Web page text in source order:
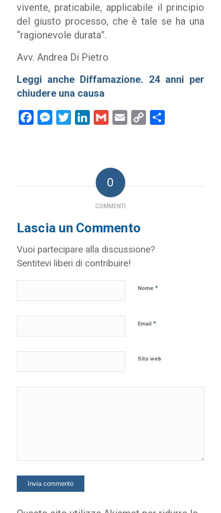
vivente, praticabile, applicabile il principio
del giusto processo, che è tale se ha una
“ragionevole durata”.
Avv. Andrea Di Pietro
Leggi anche Diffamazione. 24 anni per
chiudere una causa
FacebookMessenger
Twitter LinkedInGmail Email
Copy
0
COMMENTI
Lascia un Commento
Vuoi partecipare alla discussione?
Sentitevi liberi di contribuire!
Nome *
Email *
Sito web